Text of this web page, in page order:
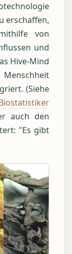
erschaffen,
von
und
Hive-Mind
(Siehe
auch den
"Es gibt